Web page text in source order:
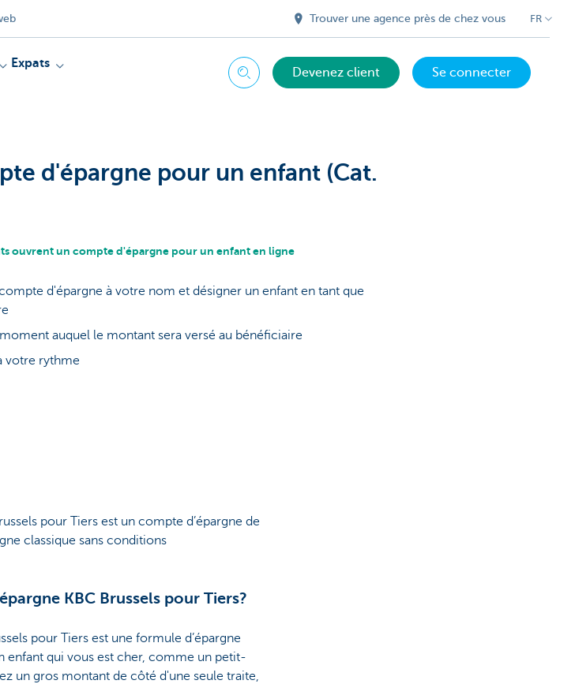
Trouver une agence près de chez vous FR
Expats
ChercherDevenez client Se connecter
d'épargne pour un enfant (Cat.
ouvrent un compte d'épargne pour un enfant en ligne
d'épargne à votre nom et désigner un enfant en tant que
auquel le montant sera versé au bénéficiaire
votre rythme
pour Tiers est un compte d’épargne de
classique sans conditions
KBC Brussels pour Tiers?
pour Tiers est une formule d’épargne
enfant qui vous est cher, comme un petit-
un gros montant de côté d'une seule traite,